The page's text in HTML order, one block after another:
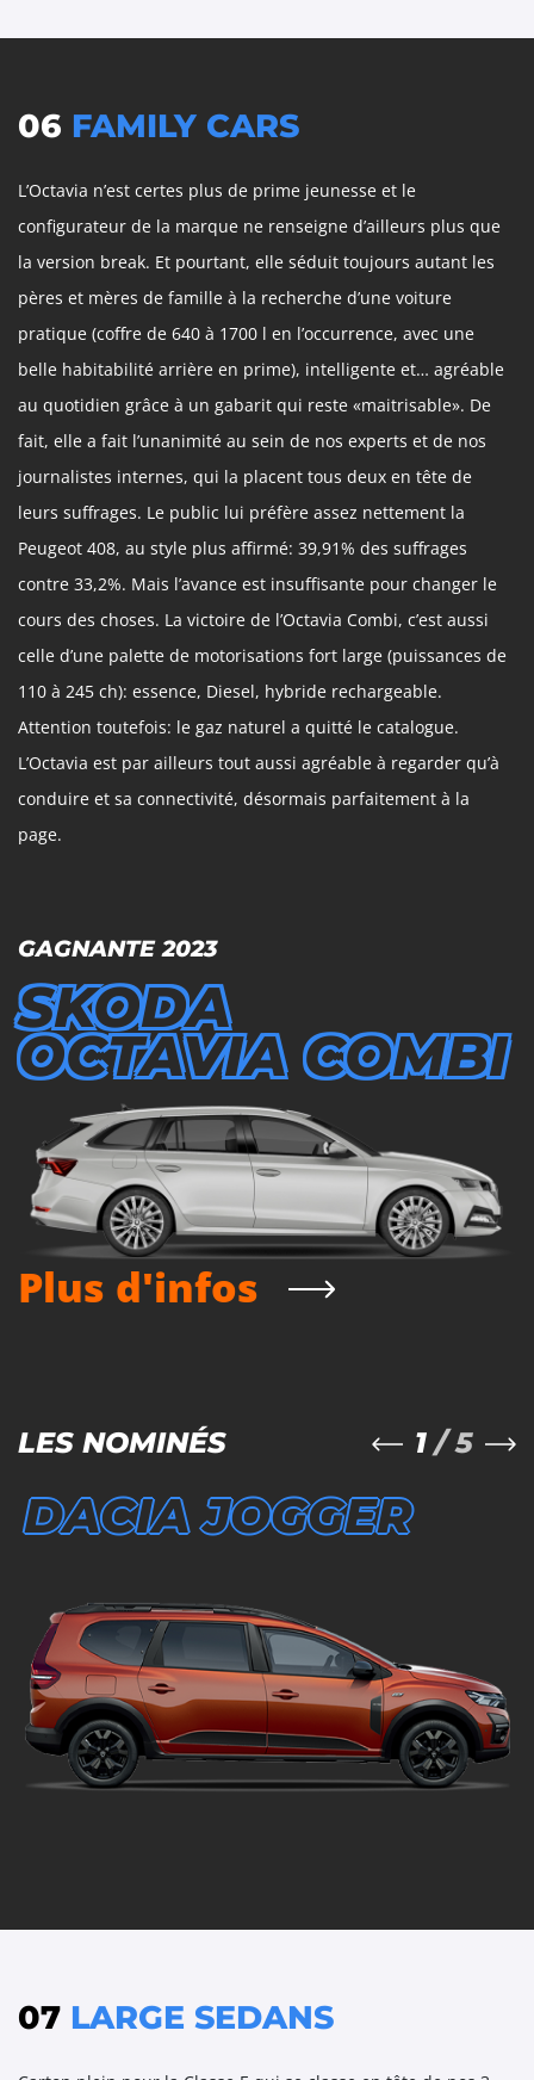
06 FAMILY CARS
L’Octavia n’est certes plus de prime jeunesse et le
configurateur de la marque ne renseigne d’ailleurs plus que
la version break. Et pourtant, elle séduit toujours autant les
pères et mères de famille à la recherche d’une voiture
pratique (coffre de 640 à 1700 l en l’occurrence, avec une
belle habitabilité arrière en prime), intelligente et… agréable
au quotidien grâce à un gabarit qui reste «maitrisable». De
fait, elle a fait l’unanimité au sein de nos experts et de nos
journalistes internes, qui la placent tous deux en tête de
leurs suffrages. Le public lui préfère assez nettement la
Peugeot 408, au style plus affirmé: 39,91% des suffrages
contre 33,2%. Mais l’avance est insuffisante pour changer le
cours des choses. La victoire de l’Octavia Combi, c’est aussi
celle d’une palette de motorisations fort large (puissances de
110 à 245 ch): essence, Diesel, hybride rechargeable.
Attention toutefois: le gaz naturel a quitté le catalogue.
L’Octavia est par ailleurs tout aussi agréable à regarder qu’à
conduire et sa connectivité, désormais parfaitement à la
page.
LES NOMINÉS 1 / 5
DACIA JOGGER
GAGNANTE 2023
SKODA
OCTAVIA COMBI
Plus d'infos
07 LARGE SEDANS